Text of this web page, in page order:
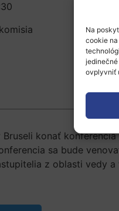
Na
cookie
ovplyvniť
konať konferencia
sa bude
z oblasti vedy